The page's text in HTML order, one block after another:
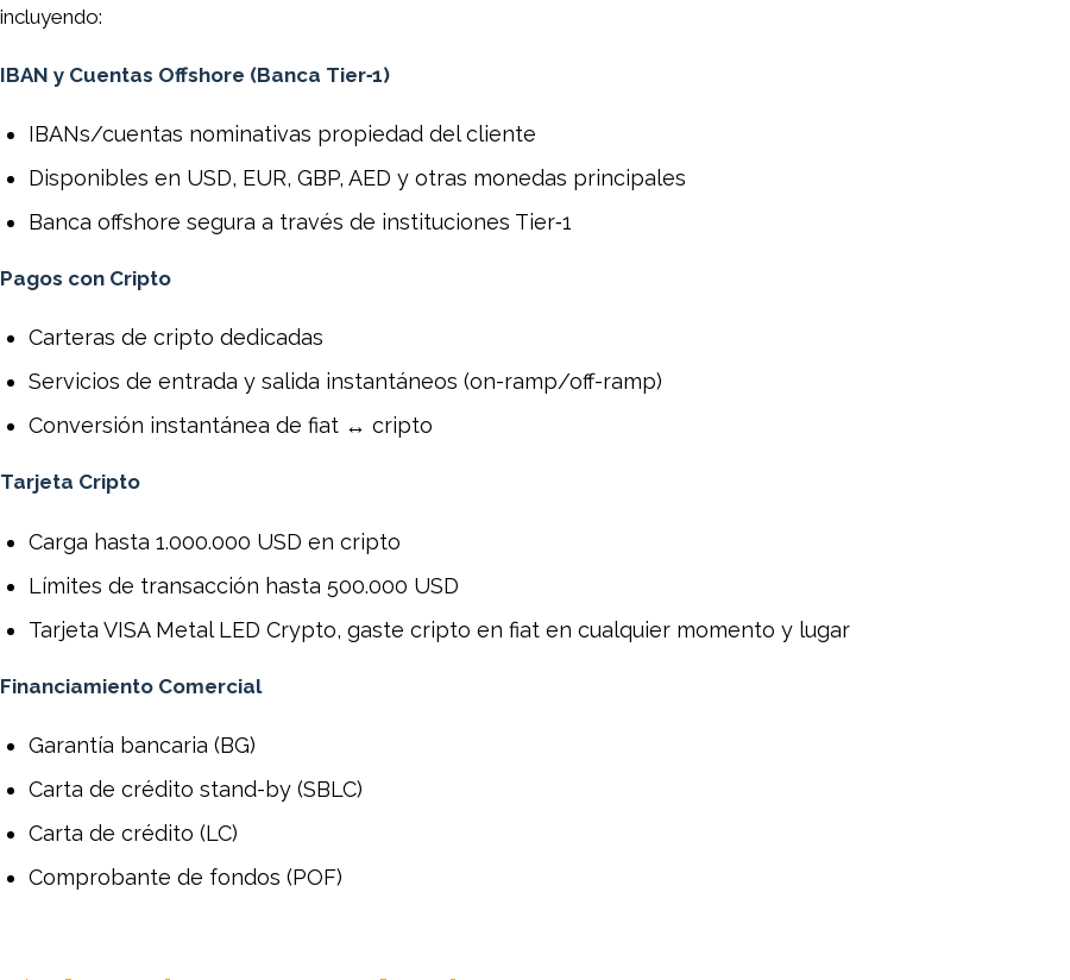
incluyendo:
IBAN y Cuentas Offshore (Banca Tier‑1)
IBANs/cuentas nominativas propiedad del cliente
Disponibles en USD, EUR, GBP, AED y otras monedas principales
Banca offshore segura a través de instituciones Tier‑1
Pagos con Cripto
Carteras de cripto dedicadas
Servicios de entrada y salida instantáneos (on-ramp/off-ramp)
Conversión instantánea de fiat ↔ cripto
Tarjeta Cripto
Carga hasta 1.000.000 USD en cripto
Límites de transacción hasta 500.000 USD
Tarjeta VISA Metal LED Crypto, gaste cripto en fiat en cualquier momento y lugar
Financiamiento Comercial
Garantía bancaria (BG)
Carta de crédito stand-by (SBLC)
Carta de crédito (LC)
Comprobante de fondos (POF)